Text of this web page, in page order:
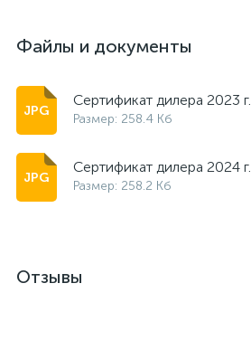
Файлы и документы
Сертификат дилера 2023 г.
Размер: 258.4 Кб
Сертификат дилера 2024 г.
Размер: 258.2 Кб
Отзывы